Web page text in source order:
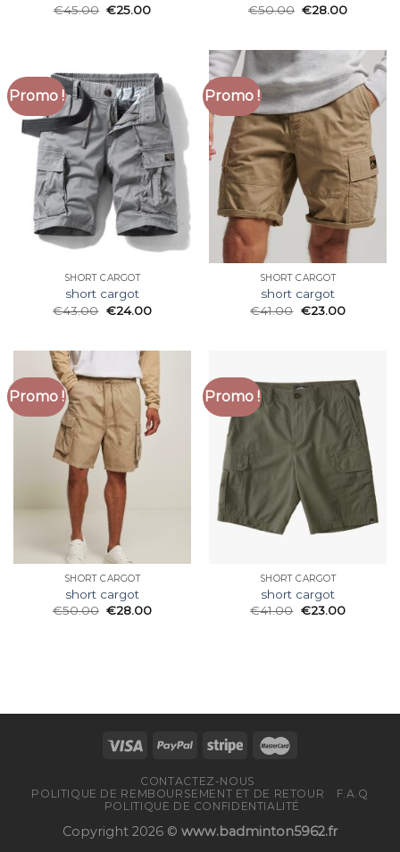
€45.00 €25.00
€50.00 €28.00
Promo !
SHORT CARGOT
short cargot
€43.00 €24.00
Promo !
SHORT CARGOT
short cargot
€41.00 €23.00
Promo !
SHORT CARGOT
short cargot
€50.00 €28.00
Promo !
SHORT CARGOT
short cargot
€41.00 €23.00
CONTACTEZ-NOUS
POLITIQUE DE REMBOURSEMENT ET DE RETOUR
F.A.Q
POLITIQUE DE CONFIDENTIALITÉ
Copyright 2026 © www.badminton5962.fr